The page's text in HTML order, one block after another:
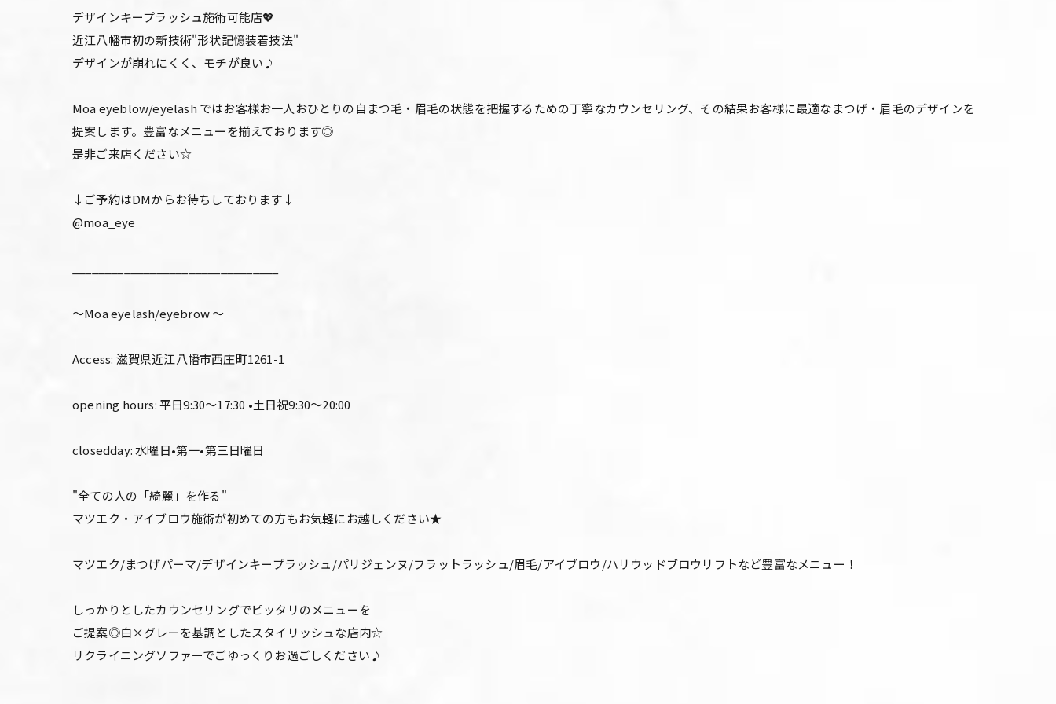
デザインキープラッシュ施術可能店💖
近江八幡市初の新技術"形状記憶装着技法"
デザインが崩れにくく、モチが良い♪
Moa eyeblow/eyelash ではお客様お一人おひとりの自まつ毛・眉毛の状態を把握するための丁寧なカウンセリング、その結果お客様に最適なまつげ・眉毛のデザインを
提案します。豊富なメニューを揃えております◎
是非ご来店ください☆
↓ご予約はDMからお待ちしております↓
@moa_eye
〜Moa eyelash/eyebrow 〜
Access: 滋賀県近江八幡市西庄町1261-1
opening hours: 平日9:30〜17:30 •土日祝9:30〜20:00
closedday: 水曜日•第一•第三日曜日
"全ての人の「綺麗」を作る"
マツエク・アイブロウ施術が初めての方もお気軽にお越しください★
マツエク/まつげパーマ/デザインキープラッシュ/パリジェンヌ/フラットラッシュ/眉毛/アイブロウ/ハリウッドブロウリフトなど豊富なメニュー！
しっかりとしたカウンセリングでピッタリのメニューを
ご提案◎白×グレーを基調としたスタイリッシュな店内☆
リクライニングソファーでごゆっくりお過ごしください♪